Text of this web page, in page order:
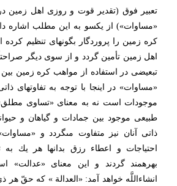
تعبیر فوق (تقدیر قوت و روزى اهل زمین
«مساوات») از یكسو به این مطلب اشاره
كره زمین را پروردگار بگونه‏اى تنظیم
اهل زمین تأمین گردد و از سوى دیگر
تبعیضى در استفاده از مواهب كره زمین
«مساوات» در اینجا با توجه به تفاوتهاى
موجودات است نه به معناى «تساوى مطلق».
طبیعى موجود بین جمادات و گیاهان و
ذاتى آنان نیز متفاوت مى‏گردد و
احتیاجات و اعطاء رزق بدانها هر یك
بهره‏مند گردند و این معناى «عدالت»
ان‏شاءاللَّه خواهد آمد: «العدالة » كه حقّ